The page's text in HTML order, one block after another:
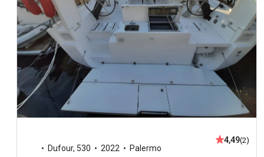
Dufour, 530 2022 Palermo
4,49(2)